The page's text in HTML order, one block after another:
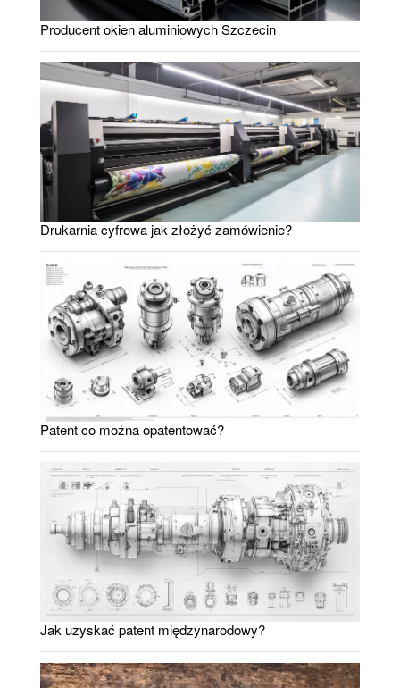
Producent okien aluminiowych Szczecin
Drukarnia cyfrowa jak złożyć zamówienie?
Patent co można opatentować?
Jak uzyskać patent międzynarodowy?